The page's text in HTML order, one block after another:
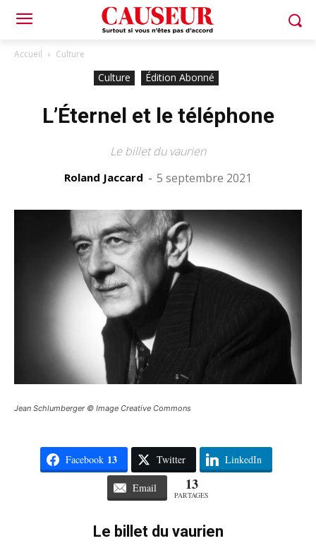
Accueil Culture
Culture Édition Abonné
L’Éternel et le téléphone
Le billet du vaurien
Roland Jaccard - 5 septembre 2021
Jean Schlumberger © Image Creative Commons
Facebook 13 Twitter LinkedIn
Email 13
PARTAGES
Le billet du vaurien